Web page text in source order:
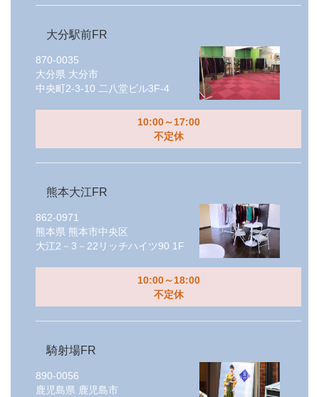
大分駅前FR
870-0035
大分県 大分市
中央町2-3-10 二八堂ビル3F-4
10:00～17:00
不定休
熊本大江FR
862-0971
熊本県 熊本市中央区
大江2－3－22リッチハイツ90 1F
10:00～18:00
不定休
騎射場FR
890-0056
鹿児島県 鹿児島市